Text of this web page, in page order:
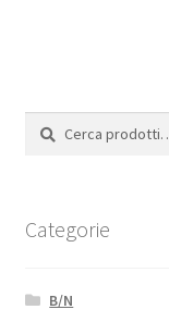
Cerca:
Cerca
Categorie
B/N